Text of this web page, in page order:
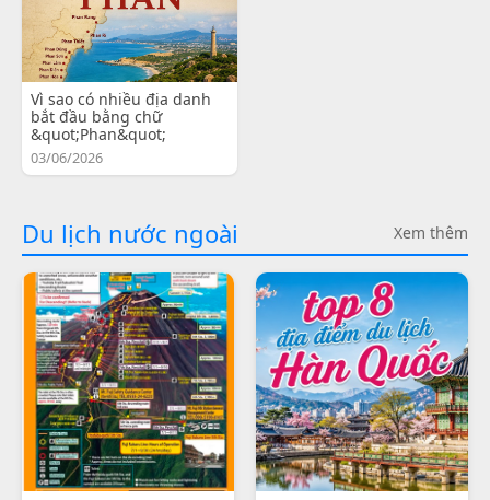
Vì sao có nhiều địa danh
bắt đầu bằng chữ
&quot;Phan&quot;
03/06/2026
Du lịch nước ngoài Xem thêm